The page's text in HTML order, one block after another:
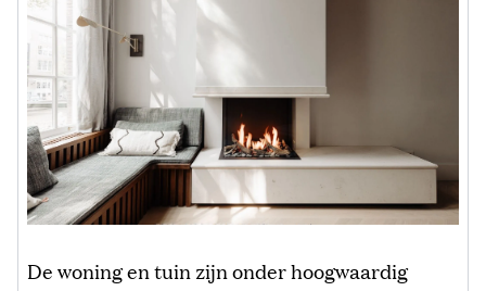
De woning en tuin zijn onder hoogwaardig